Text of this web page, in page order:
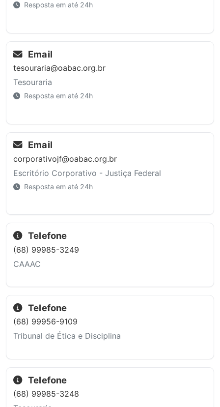
Resposta em até 24h
Email
tesouraria@oabac.org.br
Tesouraria
Resposta em até 24h
Email
corporativojf@oabac.org.br
Escritório Corporativo - Justiça Federal
Resposta em até 24h
Telefone
(68) 99985-3249
CAAAC
Telefone
(68) 99956-9109
Tribunal de Ética e Disciplina
Telefone
(68) 99985-3248